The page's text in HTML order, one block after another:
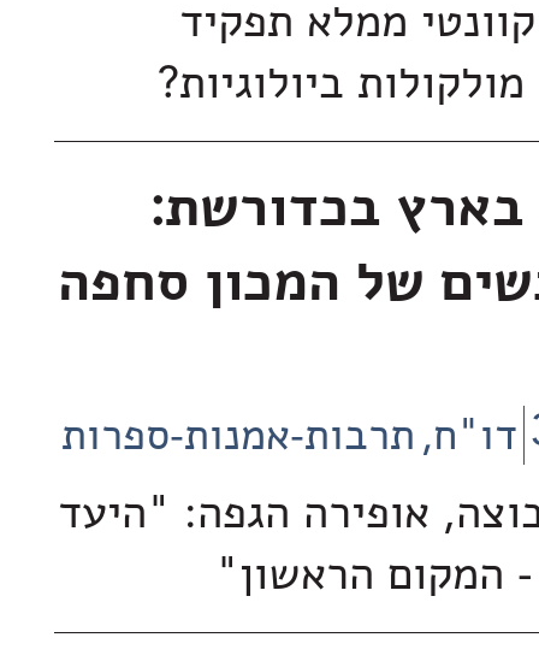
ממלא תפקיד
ביולוגיות?
בארץ בכדורשת:
של המכון סחפה
דו"ח תרבות-אמנות-ספרות
אופירה הגפה: "היעד
המקום הראשון"